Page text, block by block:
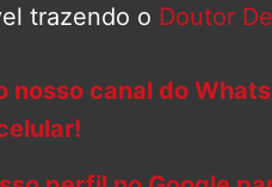
trazendo o Doutor
nosso canal do